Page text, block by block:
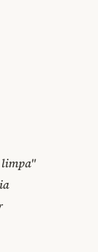
limpa"